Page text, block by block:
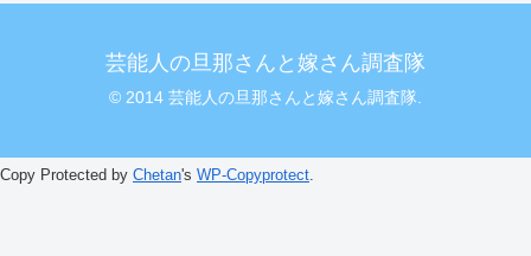
芸能人の旦那さんと嫁さん調査隊
© 2014 芸能人の旦那さんと嫁さん調査隊.
Copy Protected by Chetan's WP-Copyprotect.